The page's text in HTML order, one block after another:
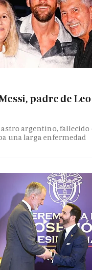
padre de
argentino, fallecido
una larga enfermedad